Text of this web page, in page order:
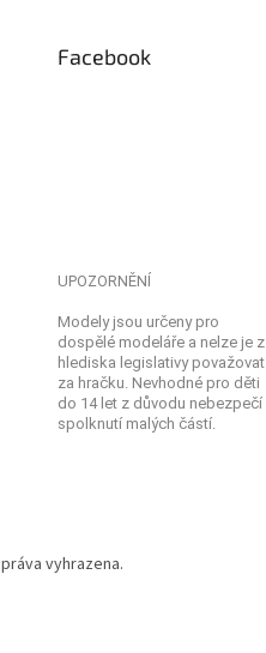
Facebook
UPOZORNĚNÍ
Modely jsou určeny pro
dospělé modeláře a nelze je z
hlediska legislativy považovat
za hračku. Nevhodné pro děti
do 14 let z důvodu nebezpečí
spolknutí malých částí.
vyhrazena.